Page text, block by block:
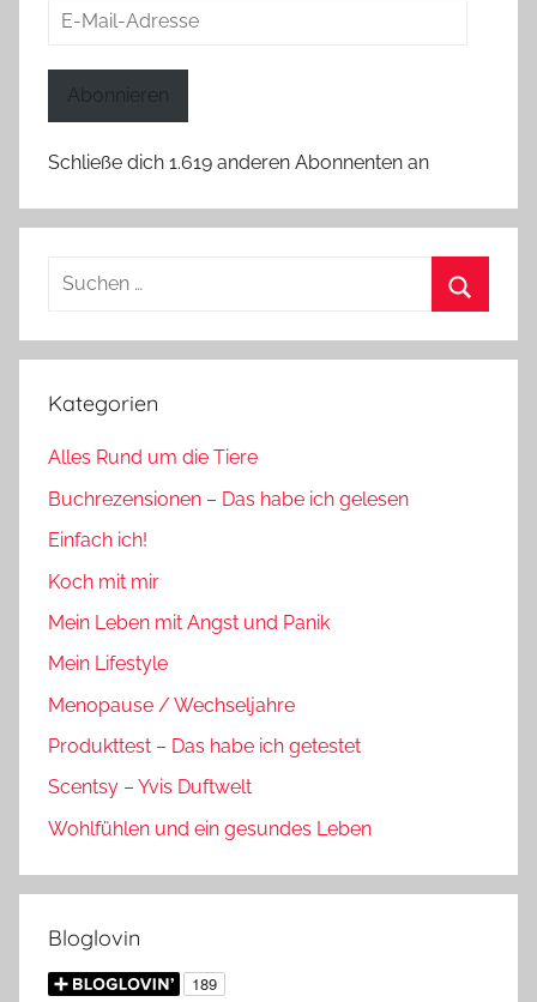
E-
Abonnieren
Schließe dich 1.619 anderen Abonnenten an
Suchen
Kategorien
Alles Rund um die Tiere
Buchrezensionen – Das habe ich gelesen
Einfach ich!
Koch mit mir
Mein Leben mit Angst und Panik
Mein Lifestyle
Menopause / Wechseljahre
Produkttest – Das habe ich getestet
Scentsy – Yvis Duftwelt
Wohlfühlen und ein gesundes Leben
Bloglovin